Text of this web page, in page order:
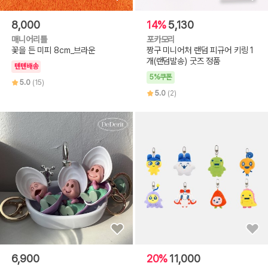
8,000
매니어리틀
꽃을 든 미피 8cm_브라운
텐텐배송
5.0 (15)
14%5,130
포카모리
짱구 미니어처 랜덤 피규어 키링 1
개(랜덤발송) 굿즈 정품
5%쿠폰
5.0 (2)
6,900 20%11,000